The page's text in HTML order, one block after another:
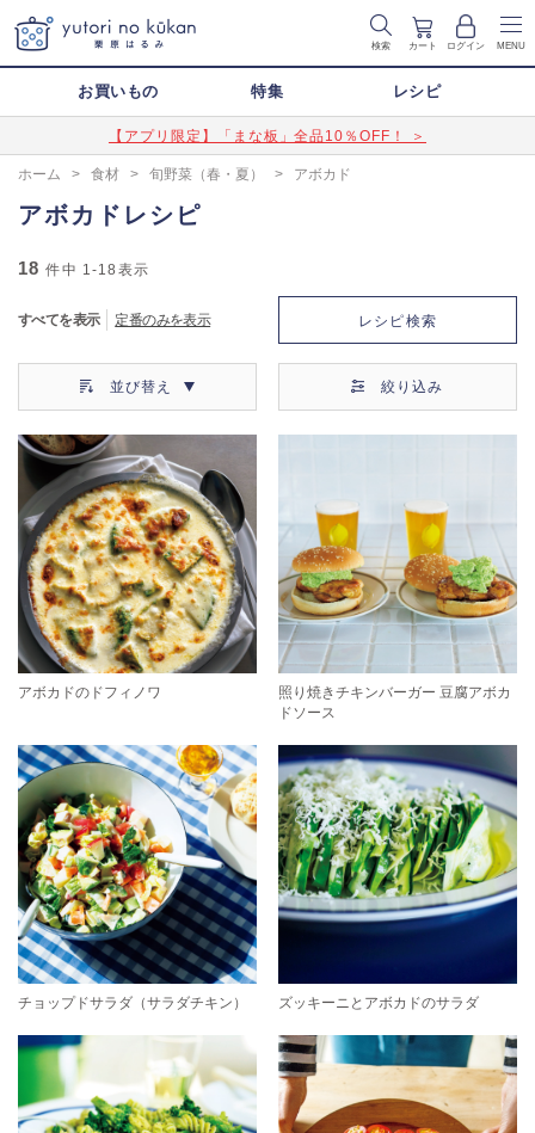
検索 カート ログイン MENU
お買いもの 特集 レシピ
【アプリ限定】「まな板」全品10％OFF！ ＞
ホーム > 食材 > 旬野菜（春・夏） > アボカド
アボカドレシピ
18 件中 1-18 表示
すべてを表示 定番のみを表示 レシピ検索
並び替え 絞り込み
アボカドのドフィノワ
照り焼きチキンバーガー 豆腐アボカ
ドソース
チョップドサラダ（サラダチキン） ズッキーニとアボカドのサラダ